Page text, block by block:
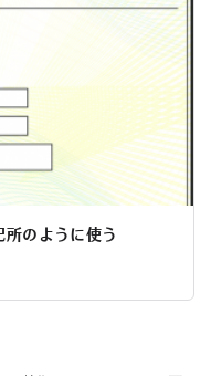
のように使う